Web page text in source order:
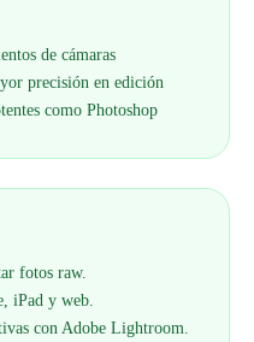
de cámaras
precisión en edición
como Photoshop
fotos raw.
iPad y web.
con Adobe Lightroom.